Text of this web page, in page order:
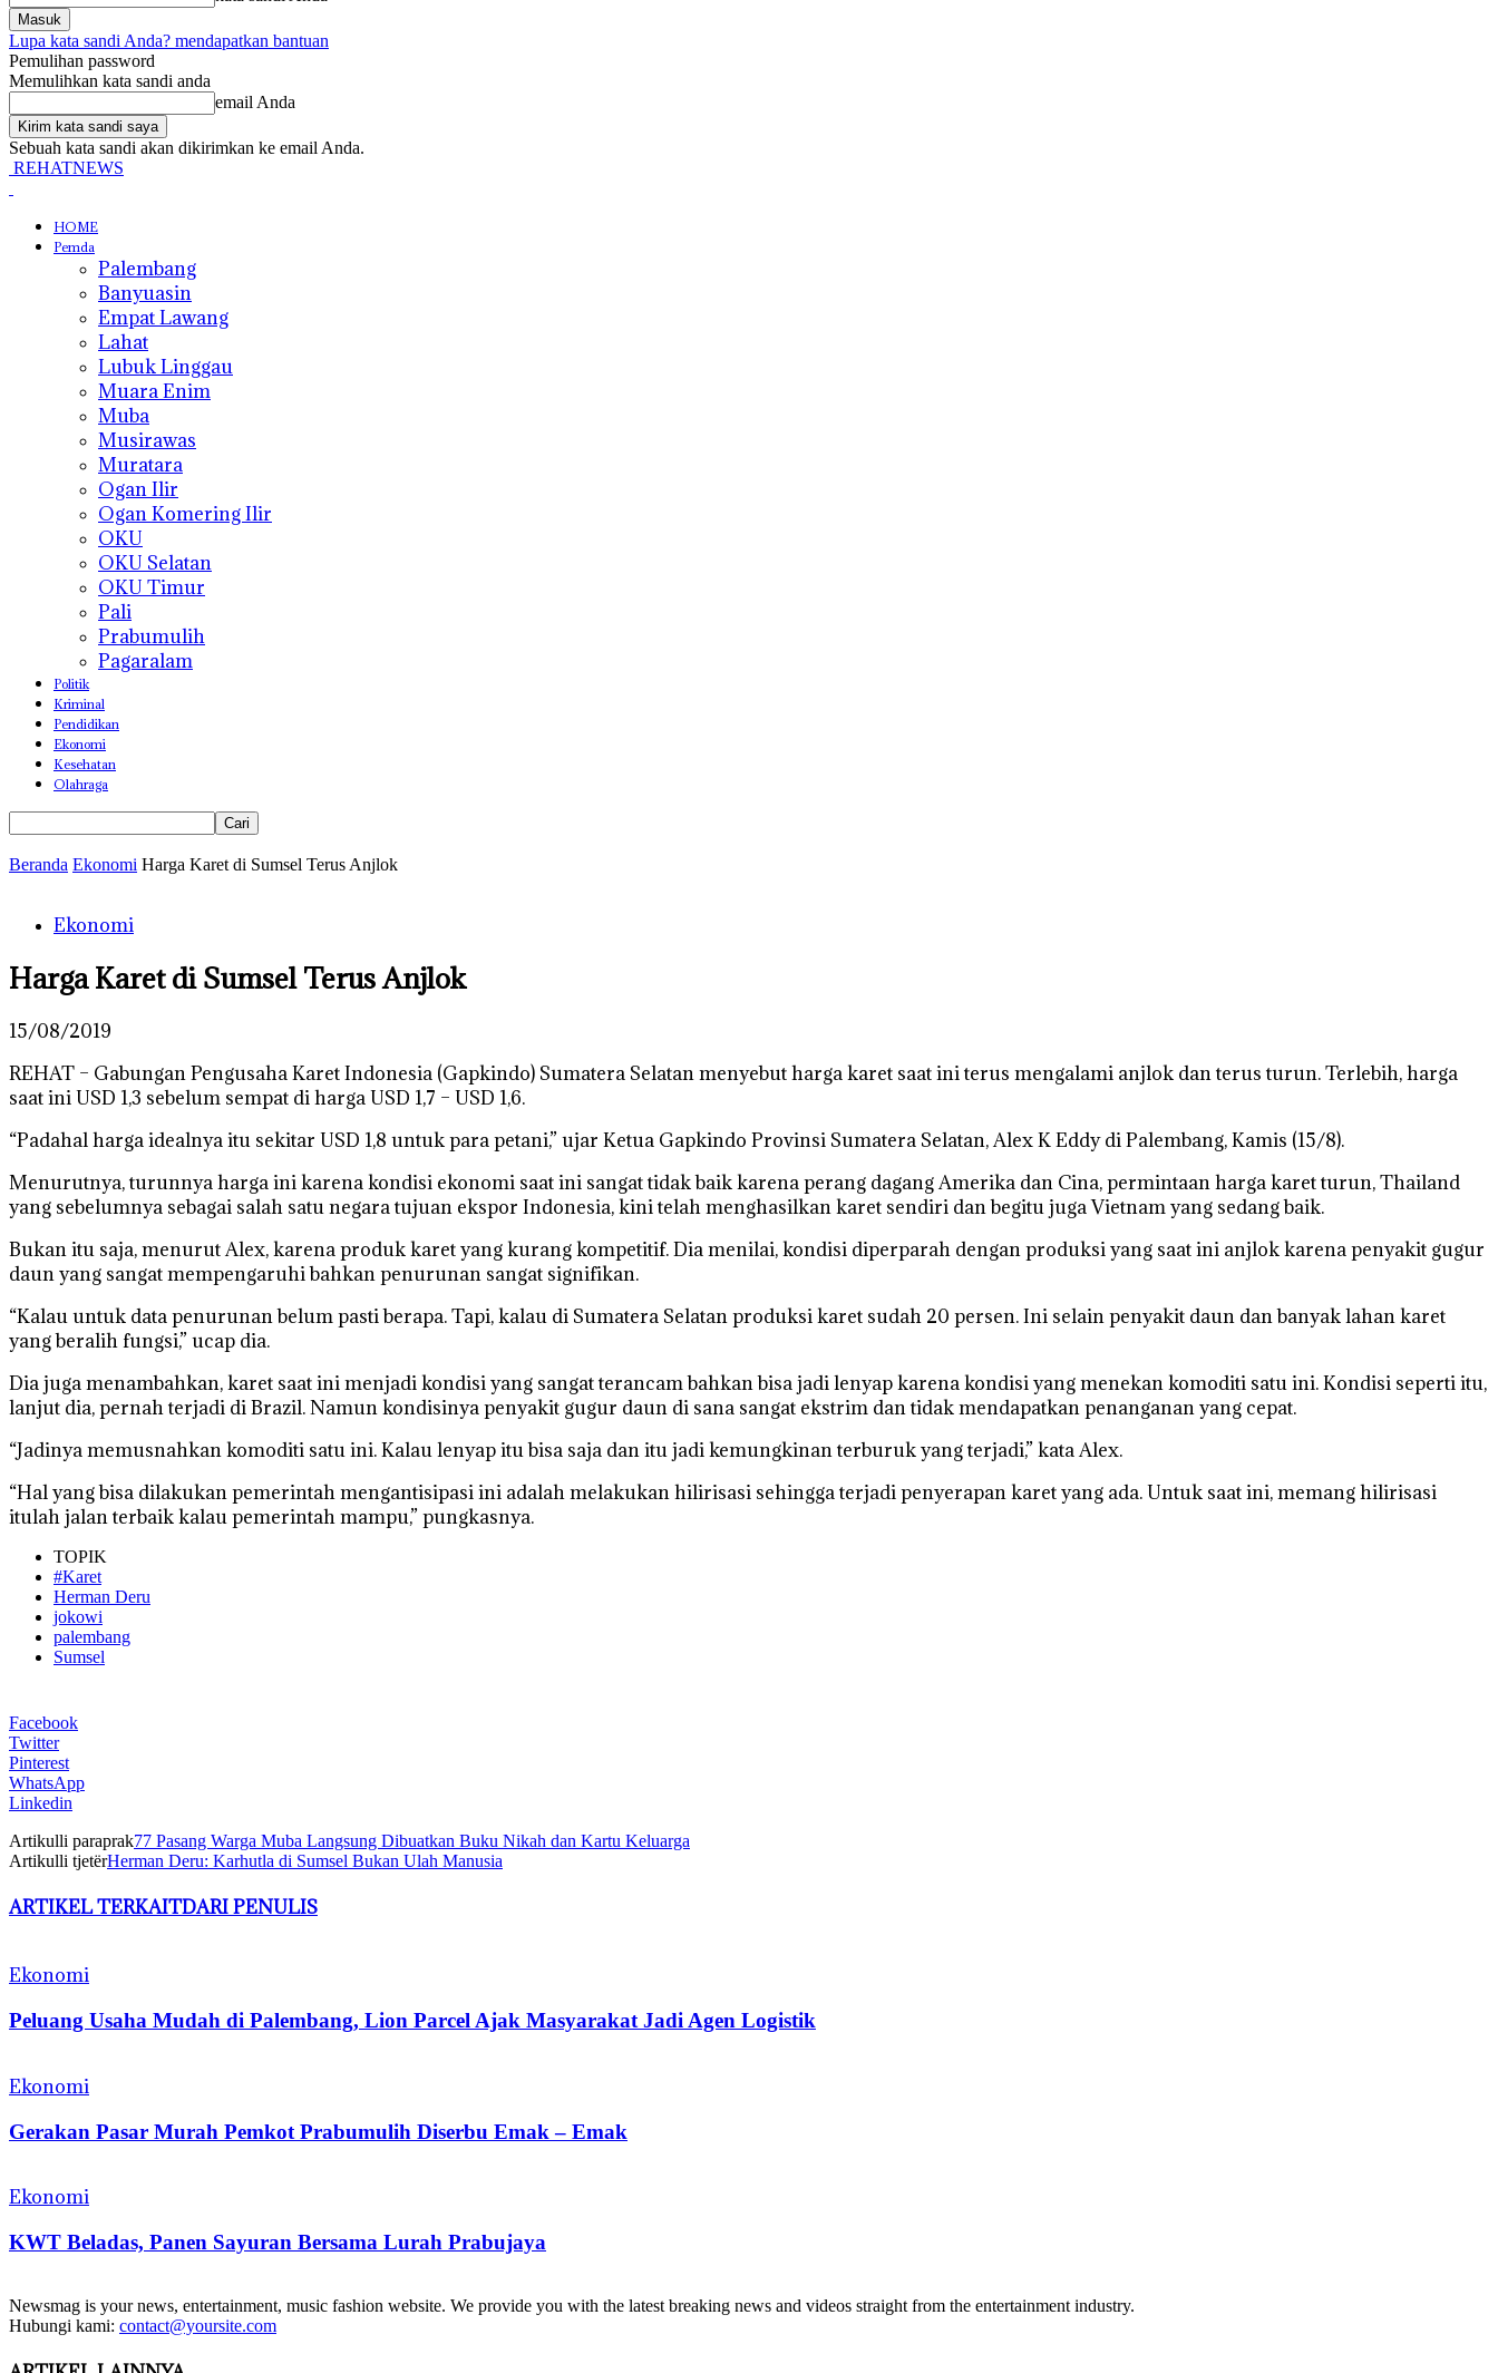
Lupa kata sandi Anda? mendapatkan bantuan
Pemulihan password
Memulihkan kata sandi anda
email Anda
Sebuah kata sandi akan dikirimkan ke email Anda.
REHATNEWS
HOME
Pemda
Palembang
Banyuasin
Empat Lawang
Lahat
Lubuk Linggau
Muara Enim
Muba
Musirawas
Muratara
Ogan Ilir
Ogan Komering Ilir
OKU
OKU Selatan
OKU Timur
Pali
Prabumulih
Pagaralam
Politik
Kriminal
Pendidikan
Ekonomi
Kesehatan
Olahraga
Beranda Ekonomi Harga Karet di Sumsel Terus Anjlok
Ekonomi
Harga Karet di Sumsel Terus Anjlok
15/08/2019
REHAT – Gabungan Pengusaha Karet Indonesia (Gapkindo) Sumatera Selatan menyebut harga karet saat ini terus mengalami anjlok dan terus turun. Terlebih, harga
saat ini USD 1,3 sebelum sempat di harga USD 1,7 – USD 1,6.
“Padahal harga idealnya itu sekitar USD 1,8 untuk para petani,” ujar Ketua Gapkindo Provinsi Sumatera Selatan, Alex K Eddy di Palembang, Kamis (15/8).
Menurutnya, turunnya harga ini karena kondisi ekonomi saat ini sangat tidak baik karena perang dagang Amerika dan Cina, permintaan harga karet turun, Thailand
yang sebelumnya sebagai salah satu negara tujuan ekspor Indonesia, kini telah menghasilkan karet sendiri dan begitu juga Vietnam yang sedang baik.
Bukan itu saja, menurut Alex, karena produk karet yang kurang kompetitif. Dia menilai, kondisi diperparah dengan produksi yang saat ini anjlok karena penyakit gugur
daun yang sangat mempengaruhi bahkan penurunan sangat signifikan.
“Kalau untuk data penurunan belum pasti berapa. Tapi, kalau di Sumatera Selatan produksi karet sudah 20 persen. Ini selain penyakit daun dan banyak lahan karet
yang beralih fungsi,” ucap dia.
Dia juga menambahkan, karet saat ini menjadi kondisi yang sangat terancam bahkan bisa jadi lenyap karena kondisi yang menekan komoditi satu ini. Kondisi seperti itu,
lanjut dia, pernah terjadi di Brazil. Namun kondisinya penyakit gugur daun di sana sangat ekstrim dan tidak mendapatkan penanganan yang cepat.
“Jadinya memusnahkan komoditi satu ini. Kalau lenyap itu bisa saja dan itu jadi kemungkinan terburuk yang terjadi,” kata Alex.
“Hal yang bisa dilakukan pemerintah mengantisipasi ini adalah melakukan hilirisasi sehingga terjadi penyerapan karet yang ada. Untuk saat ini, memang hilirisasi
itulah jalan terbaik kalau pemerintah mampu,” pungkasnya.
TOPIK
#Karet
Herman Deru
jokowi
palembang
Sumsel
Facebook
Twitter
Pinterest
WhatsApp
Linkedin
Artikulli paraprak77 Pasang Warga Muba Langsung Dibuatkan Buku Nikah dan Kartu Keluarga
Artikulli tjetërHerman Deru: Karhutla di Sumsel Bukan Ulah Manusia
ARTIKEL TERKAITDARI PENULIS
Ekonomi
Peluang Usaha Mudah di Palembang, Lion Parcel Ajak Masyarakat Jadi Agen Logistik
Ekonomi
Gerakan Pasar Murah Pemkot Prabumulih Diserbu Emak – Emak
Ekonomi
KWT Beladas, Panen Sayuran Bersama Lurah Prabujaya
Newsmag is your news, entertainment, music fashion website. We provide you with the latest breaking news and videos straight from the entertainment industry.
Hubungi kami: contact@yoursite.com